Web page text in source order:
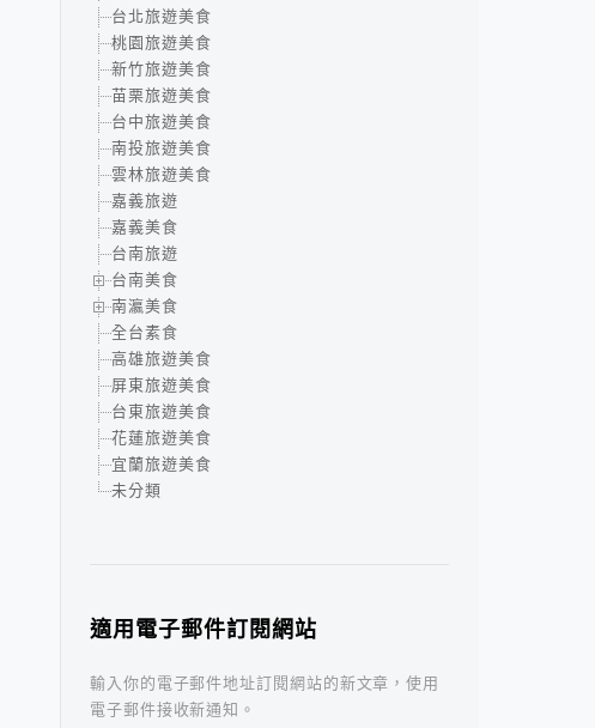
台北旅遊美食
桃園旅遊美食
新竹旅遊美食
苗栗旅遊美食
台中旅遊美食
南投旅遊美食
雲林旅遊美食
嘉義旅遊
嘉義美食
台南旅遊
台南美食
南瀛美食
全台素食
高雄旅遊美食
屏東旅遊美食
台東旅遊美食
花蓮旅遊美食
宜蘭旅遊美食
未分類
適用電子郵件訂閱網站
輸入你的電子郵件地址訂閱網站的新文章，使用
電子郵件接收新通知。